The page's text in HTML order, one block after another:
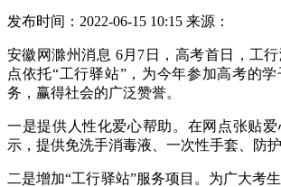
发布时间：2022-06-15 10:15 来源：
安徽网滁州消息 6月7日，高考首日，工
点依托“工行驿站”，为今年参加高考的
务，赢得社会的广泛赞誉。
一是提供人性化爱心帮助。在网点张贴
示，提供免洗手消毒液、一次性手套、防
二是增加“工行驿站”服务项目。为广大考